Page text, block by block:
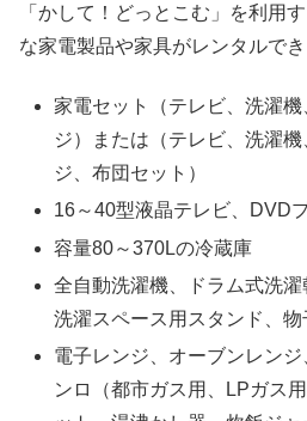
「かして！どっとこむ」を利用
な家電製品や家具がレンタルでき
家電セット（テレビ、洗濯
ジ）または（テレビ、洗濯
ジ、布団セット）
16～40型液晶テレビ、DVD
容量80～370Lの冷蔵庫
全自動洗濯機、ドラム式洗濯
洗濯スペース用スタンド、物
電子レンジ、オーブンレン
ンロ（都市ガス用、LPガス